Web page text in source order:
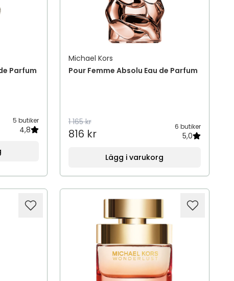
Parfum
5 butiker
4,8
Michael Kors
Pour Femme Absolu Eau de Parfum
1 165 kr
816 kr
6 butiker
5,0
Lägg i varukorg